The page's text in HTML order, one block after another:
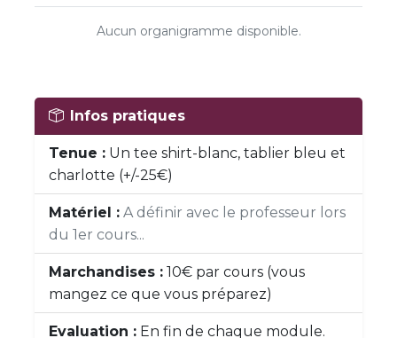
Aucun organigramme disponible.
Infos pratiques
Tenue : Un tee shirt-blanc, tablier bleu et
charlotte (+/-25€)
Matériel : A définir avec le professeur lors
du 1er cours...
Marchandises : 10€ par cours (vous
mangez ce que vous préparez)
Evaluation : En fin de chaque module.